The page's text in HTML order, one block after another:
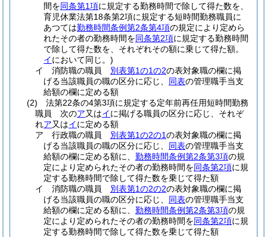
間を同条第1項に規定する勤務時間で除して得た数を、
育児休業法第18条第2項に規定する短時間勤務職員に
あつては勤務時間条例第2条第4項の規定により定めら
れたその者の勤務時間を同条第2項に規定する勤務時間
で除して得た数を、それぞれその額に乗じて得た額。
イにおいて同じ。)
イ
消防職の職員 別表第1の1の2の表対象職の欄に掲
げる当該職員の職の区分に応じ、 同表の管理職手当支
給額の欄に定める額
(2)
法第22条の4第3項に規定する定年前再任用短時間勤務
職員 次のア又はイに掲げる職員の区分に応じ、それぞ
れア又はイに定める額
ア
行政職の職員 別表第1の2の1の表対象職の欄に掲
げる当該職員の職の区分に応じ、 同表の管理職手当支
給額の欄に定める額に、 勤務時間条例第2条第3項の規
定により定められたその者の勤務時間を同条第2項に規
定する勤務時間で除して得た数を乗じて得た額
イ
消防職の職員 別表第1の2の2の表対象職の欄に掲
げる当該職員の職の区分に応じ、 同表の管理職手当支
給額の欄に定める額に、 勤務時間条例第2条第3項の規
定により定められたその者の勤務時間を同条第2項に規
定する勤務時間で除して得た数を乗じて得た額